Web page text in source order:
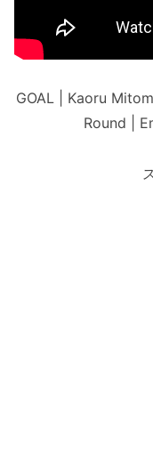
GOAL | Kaoru
Round |